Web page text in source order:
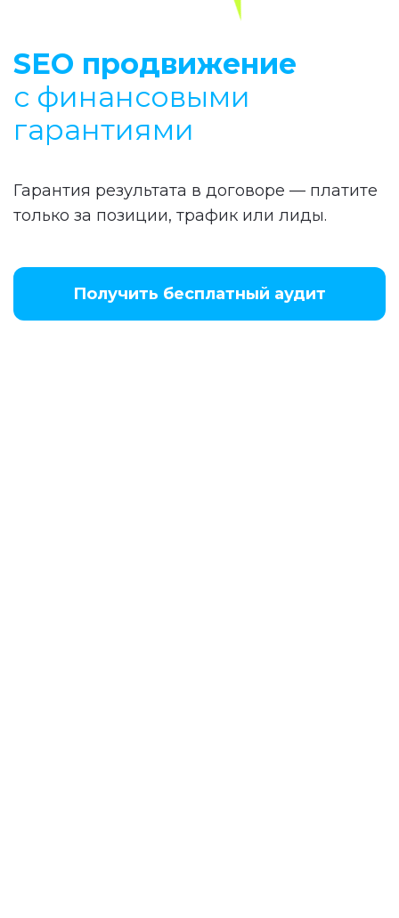
SEO продвижение
с финансовыми
гарантиями
Гарантия результата в договоре — платите
только за позиции, трафик или лиды.
Получить бесплатный аудит